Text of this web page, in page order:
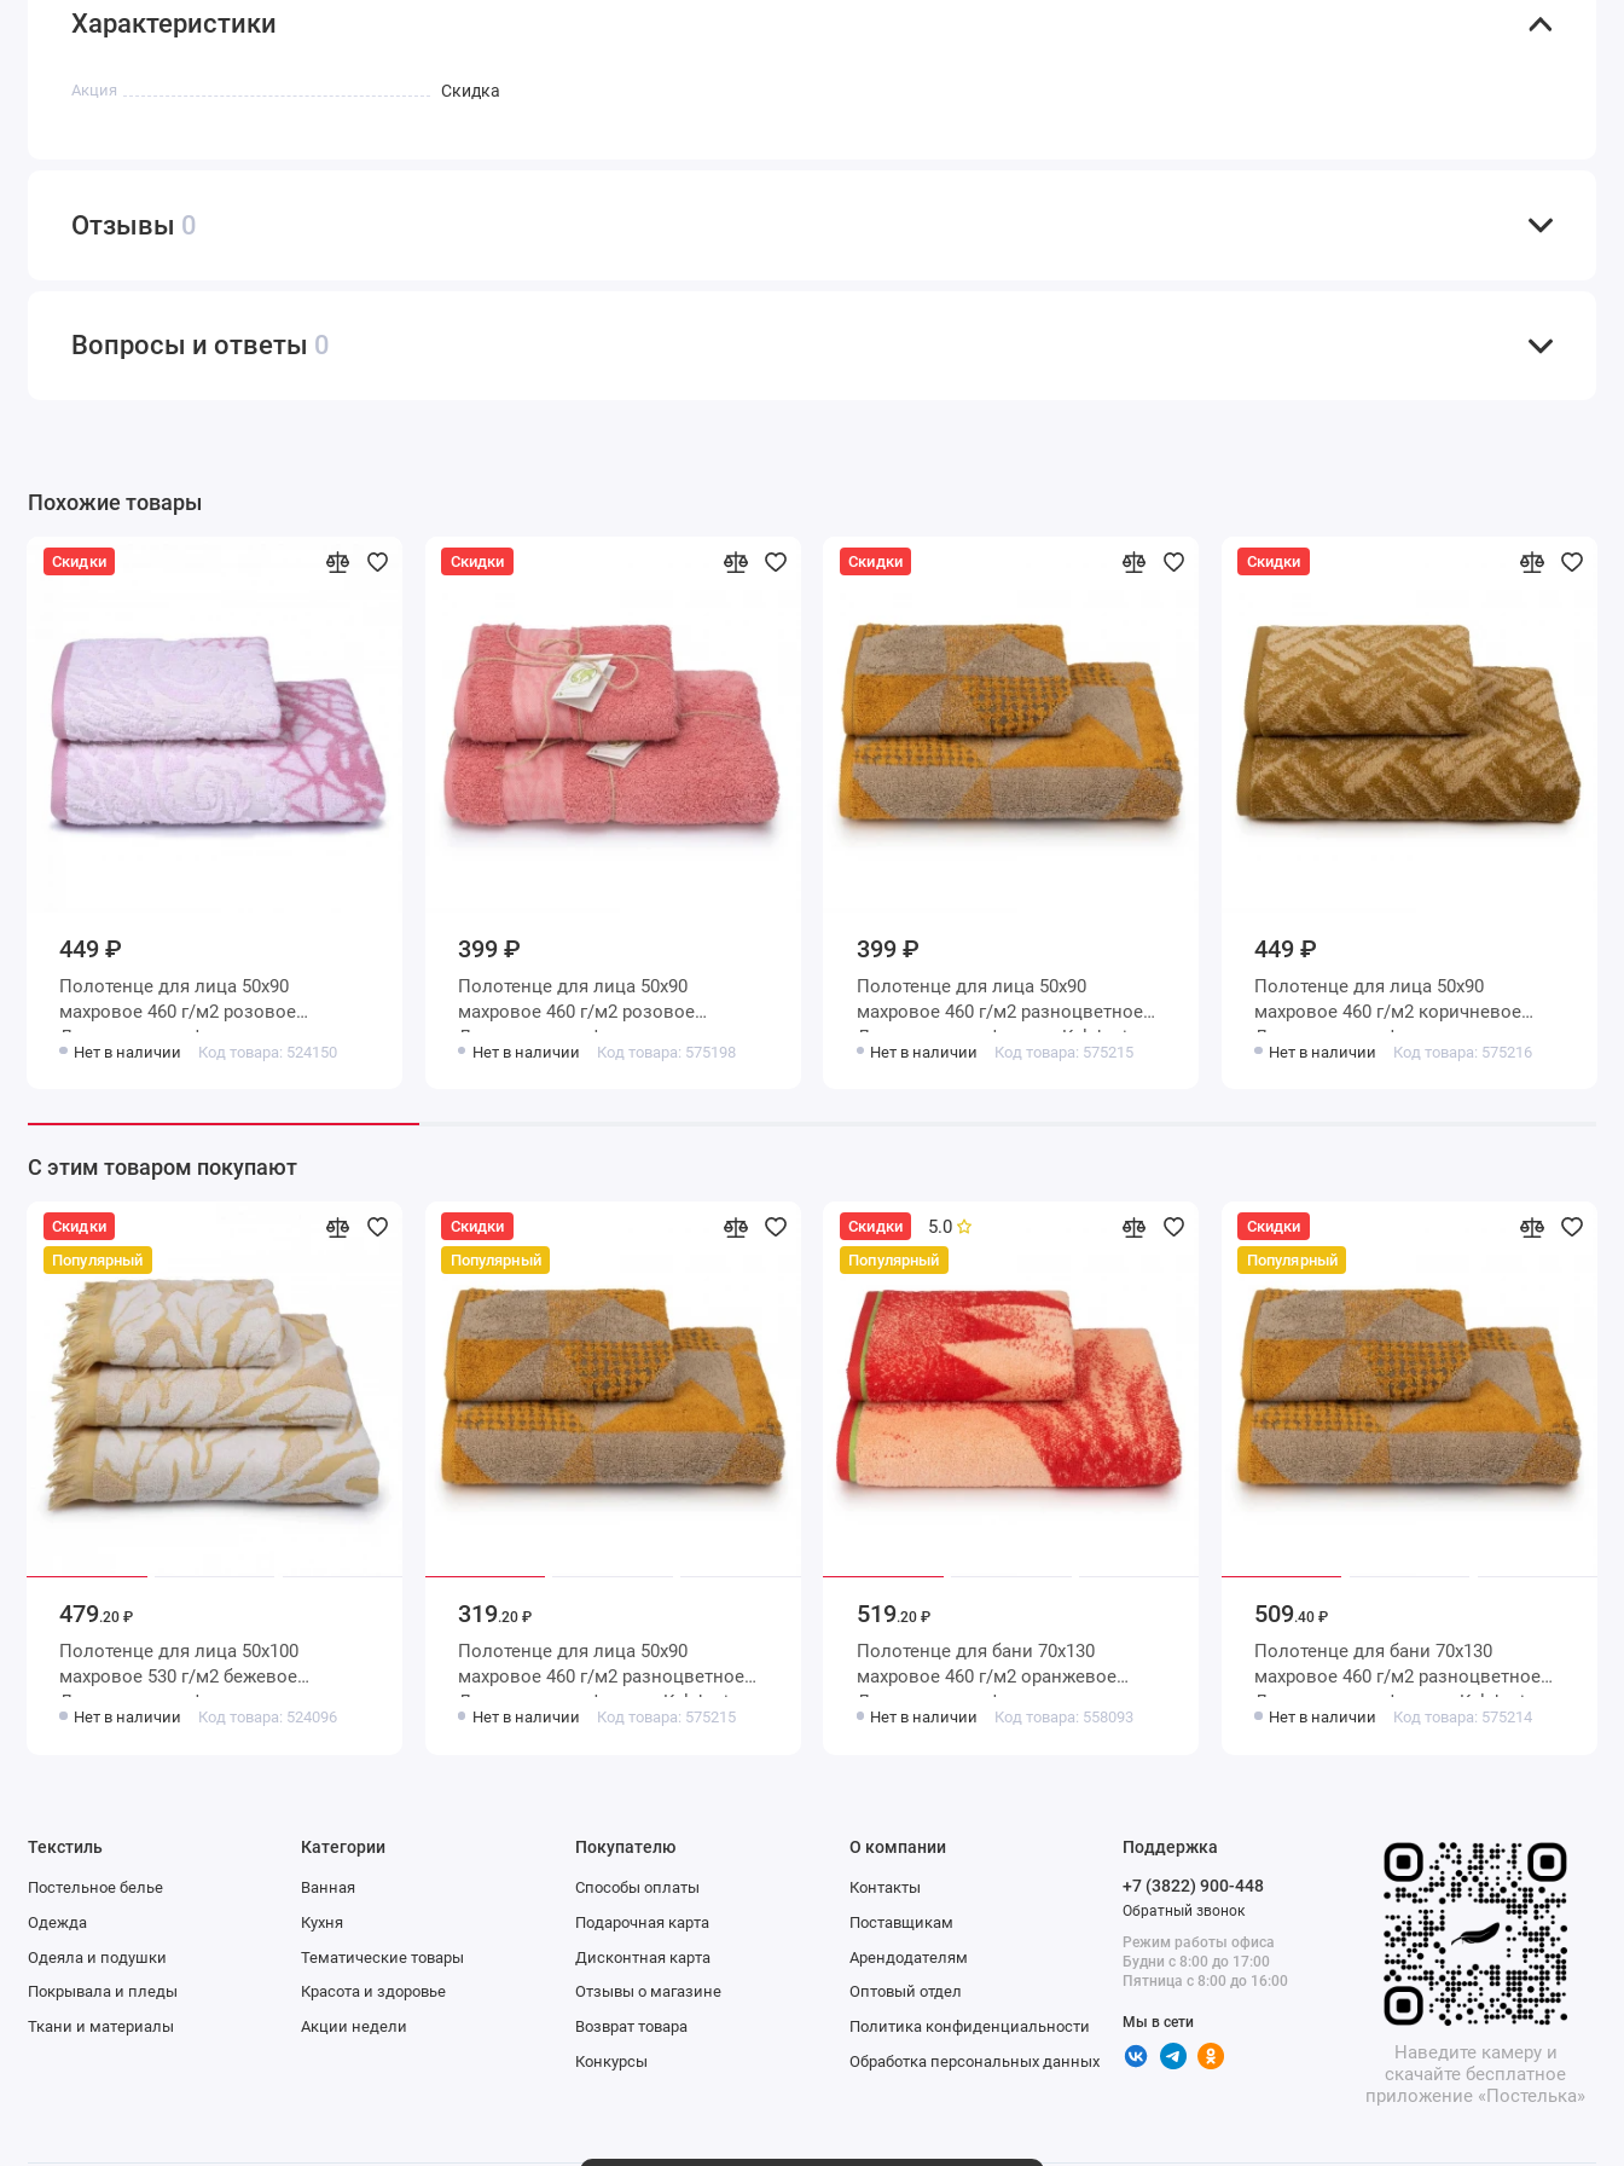
Характеристики
Акция Скидка
Отзывы 0
Вопросы и ответы 0
Похожие товары
Скидки
449 ₽
Полотенце для лица 50х90
махровое 460 г/м2 розовое
Донецкая мануфактура
Нет в наличии Код товара: 524150
Скидки
399 ₽
Полотенце для лица 50х90
махровое 460 г/м2 розовое
Донецкая мануфактура
Нет в наличии Код товара: 575198
Скидки
399 ₽
Полотенце для лица 50х90
махровое 460 г/м2 разноцветное
Донецкая мануфактура Kalahari
Нет в наличии Код товара: 575215
Скидки
449 ₽
Полотенце для лица 50х90
махровое 460 г/м2 коричневое
Донецкая мануфактура
Нет в наличии Код товара: 575216
С этим товаром покупают
Скидки
Популярный
479.20 ₽
Полотенце для лица 50х100
махровое 530 г/м2 бежевое
Донецкая мануфактура
Нет в наличии Код товара: 524096
Скидки
Популярный
319.20 ₽
Полотенце для лица 50х90
махровое 460 г/м2 разноцветное
Донецкая мануфактура Kalahari
Нет в наличии Код товара: 575215
Скидки
Популярный
5.0
519.20 ₽
Полотенце для бани 70х130
махровое 460 г/м2 оранжевое
Донецкая мануфактура
Нет в наличии Код товара: 558093
Скидки
Популярный
509.40 ₽
Полотенце для бани 70х130
махровое 460 г/м2 разноцветное
Донецкая мануфактура Kalahari
Нет в наличии Код товара: 575214
Текстиль
Постельное белье
Одежда
Одеяла и подушки
Покрывала и пледы
Ткани и материалы
Категории
Ванная
Кухня
Тематические товары
Красота и здоровье
Акции недели
Покупателю
Способы оплаты
Подарочная карта
Дисконтная карта
Отзывы о магазине
Возврат товара
Конкурсы
О компании
Контакты
Поставщикам
Арендодателям
Оптовый отдел
Политика конфиденциальности
Обработка персональных данных
Поддержка
+7 (3822) 900-448
Обратный звонок
Режим работы офиса
Будни с 8:00 до 17:00
Пятница с 8:00 до 16:00
Мы в сети
Наведите камеру и
скачайте бесплатное
приложение «Постелька»